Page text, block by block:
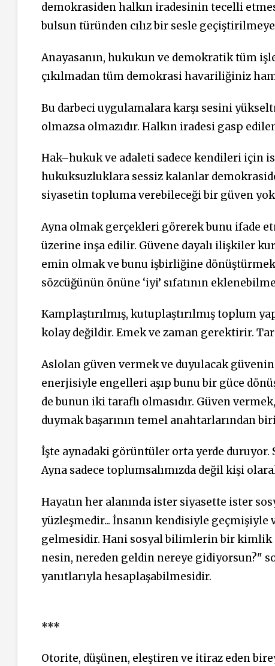
demokrasiden halkın iradesinin tecelli
bulsun türünden cılız bir sesle geçiştirilmeye
Anayasanın, hukukun ve demokratik tüm
çıkılmadan tüm demokrasi havariliğiniz
Bu darbeci uygulamalara karşı sesini
olmazsa olmazıdır. Halkın iradesi gasp
Hak–hukuk ve adaleti sadece kendileri için
hukuksuzluklara sessiz kalanlar
siyasetin topluma verebileceği bir güven
Ayna olmak gerçekleri görerek bunu ifade
üzerine inşa edilir. Güvene dayalı ilişkiler
emin olmak ve bunu işbirliğine
sözcüğünün önüne ‘iyi’ sıfatının
Kamplaştırılmış, kutuplaştırılmış toplum
kolay değildir. Emek ve zaman gerektirir.
Aslolan güven vermek ve duyulacak güvenin
enerjisiyle engelleri aşıp bunu bir güce
de bunun iki taraflı olmasıdır. Güven
duymak başarının temel anahtarlarından
İşte aynadaki görüntüler orta yerde duruyor.
Ayna sadece toplumsalımızda değil kişi
Hayatın her alanında ister siyasette ister
yüzleşmedir... İnsanın kendisiyle geçmişiyle
gelmesidir. Hani sosyal bilimlerin bir kimlik
nesin, nereden geldin nereye gidiyorsun?"
yanıtlarıyla hesaplaşabilmesidir.
***
Otorite, düşünen, eleştiren ve itiraz eden